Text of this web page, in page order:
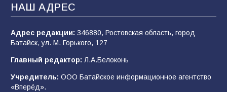
106 05.08.2026
«Мобилизация или набор?» Что на самом
деле происходит в армии России в августе
2026 года
101 03.08.2026
НАШ АДРЕС
Адрес редакции: 346880, Ростовская область, город
Батайск, ул. М. Горького, 127
Главный редактор: Л.А.Белоконь
Учредитель: ООО Батайское информационное агентство
«Вперёд».